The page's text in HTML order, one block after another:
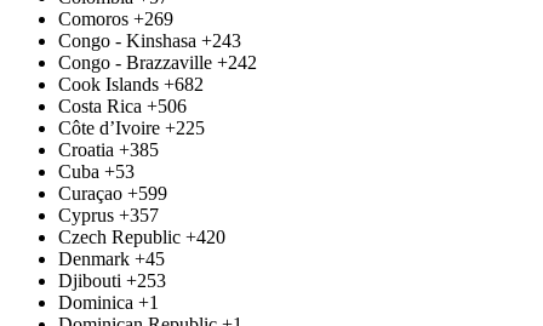
Comoros +269
Congo - Kinshasa +243
Congo - Brazzaville +242
Cook Islands +682
Costa Rica +506
Côte d’Ivoire +225
Croatia +385
Cuba +53
Curaçao +599
Cyprus +357
Czech Republic +420
Denmark +45
Djibouti +253
Dominica +1